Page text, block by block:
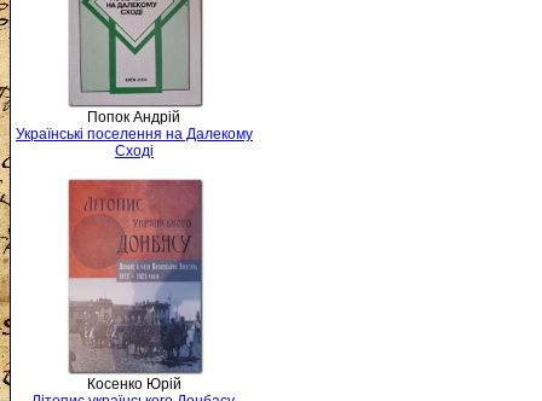
Попок Андрій
Українські поселення на Далекому
Сході
Косенко Юрій